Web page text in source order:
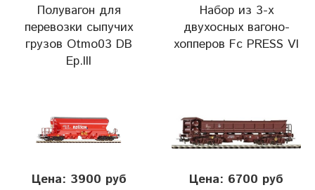
Полувагон для
перевозки сыпучих
грузов Otmo03 DB
Ep.III
Набор из 3-х
двухосных вагоно-
хопперов Fc PRESS VI
Цена: 3900 руб
Цена: 6700 руб